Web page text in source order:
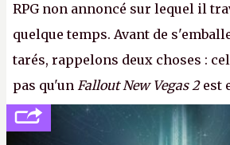
RPG non annoncé sur lequel il
quelque temps. Avant de
tarés, rappelons deux choses :
pas qu'un Fallout New Vegas 2est
développement (pour ce que l'on
peut-être sur
Fallout Football ou